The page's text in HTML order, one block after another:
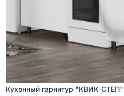
Кухонный гарнитур "КВИК-